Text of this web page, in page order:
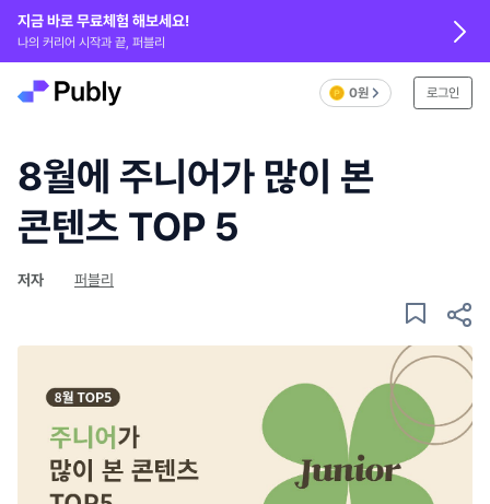
지금 바로 무료체험 해보세요!
나의 커리어 시작과 끝, 퍼블리
0원 로그인
8월에 주니어가 많이 본
콘텐츠 TOP 5
저자 퍼블리